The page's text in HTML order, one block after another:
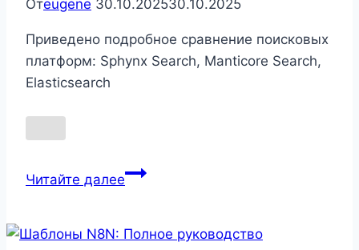
Отeugene 30.10.202530.10.2025
Приведено подробное сравнение поисковых
платформ: Sphynx Search, Manticore Search,
Elasticsearch
Читайте далееСистемы
vs